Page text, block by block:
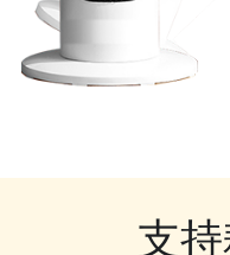
支